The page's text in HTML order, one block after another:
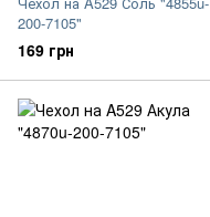
200-7105"
169 грн